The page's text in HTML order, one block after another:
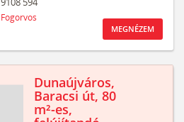
Fogorvos
MEGNÉZEM
Dunaújváros,
Baracsi út, 80
m²-es,